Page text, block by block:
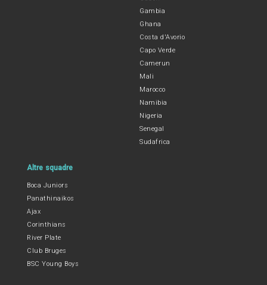
Gambia
Ghana
Costa d'Avorio
Capo Verde
Camerun
Mali
Marocco
Namibia
Nigeria
Senegal
Sudafrica
Altre squadre
Boca Juniors
Panathinaikos
Ajax
Corinthians
River Plate
Club Bruges
BSC Young Boys